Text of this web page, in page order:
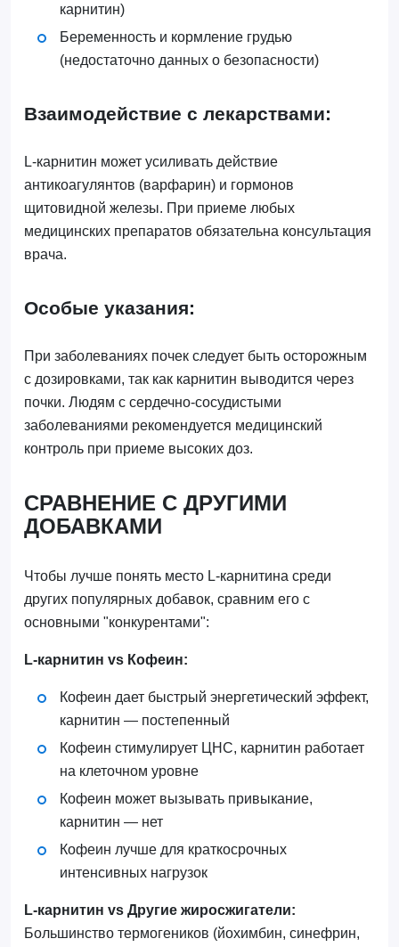
карнитин)
Беременность и кормление грудью
(недостаточно данных о безопасности)
Взаимодействие с лекарствами:
L-карнитин может усиливать действие
антикоагулянтов (варфарин) и гормонов
щитовидной железы. При приеме любых
медицинских препаратов обязательна консультация
врача.
Особые указания:
При заболеваниях почек следует быть осторожным
с дозировками, так как карнитин выводится через
почки. Людям с сердечно-сосудистыми
заболеваниями рекомендуется медицинский
контроль при приеме высоких доз.
СРАВНЕНИЕ С ДРУГИМИ
ДОБАВКАМИ
Чтобы лучше понять место L-карнитина среди
других популярных добавок, сравним его с
основными "конкурентами":
L-карнитин vs Кофеин:
Кофеин дает быстрый энергетический эффект,
карнитин — постепенный
Кофеин стимулирует ЦНС, карнитин работает
на клеточном уровне
Кофеин может вызывать привыкание,
карнитин — нет
Кофеин лучше для краткосрочных
интенсивных нагрузок
L-карнитин vs Другие жиросжигатели:
Большинство термогеников (йохимбин, синефрин,